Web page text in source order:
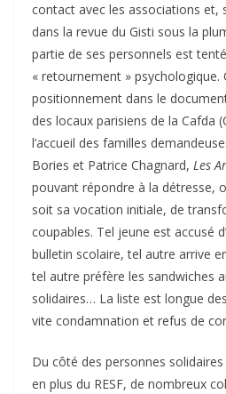
contact avec les associations et,
dans la revue du Gisti sous la
partie de ses personnels est
« retournement » psychologique.
positionnement dans le
des locaux parisiens de la Cafda
l’accueil des familles
Bories et Patrice Chagnard, Les
pouvant répondre à la détresse,
soit sa vocation initiale, de
coupables. Tel jeune est accusé
bulletin scolaire, tel autre arrive
tel autre préfère les sandwiches
solidaires… La liste est longue
vite condamnation et refus de
Du côté des personnes
en plus du RESF, de nombreux